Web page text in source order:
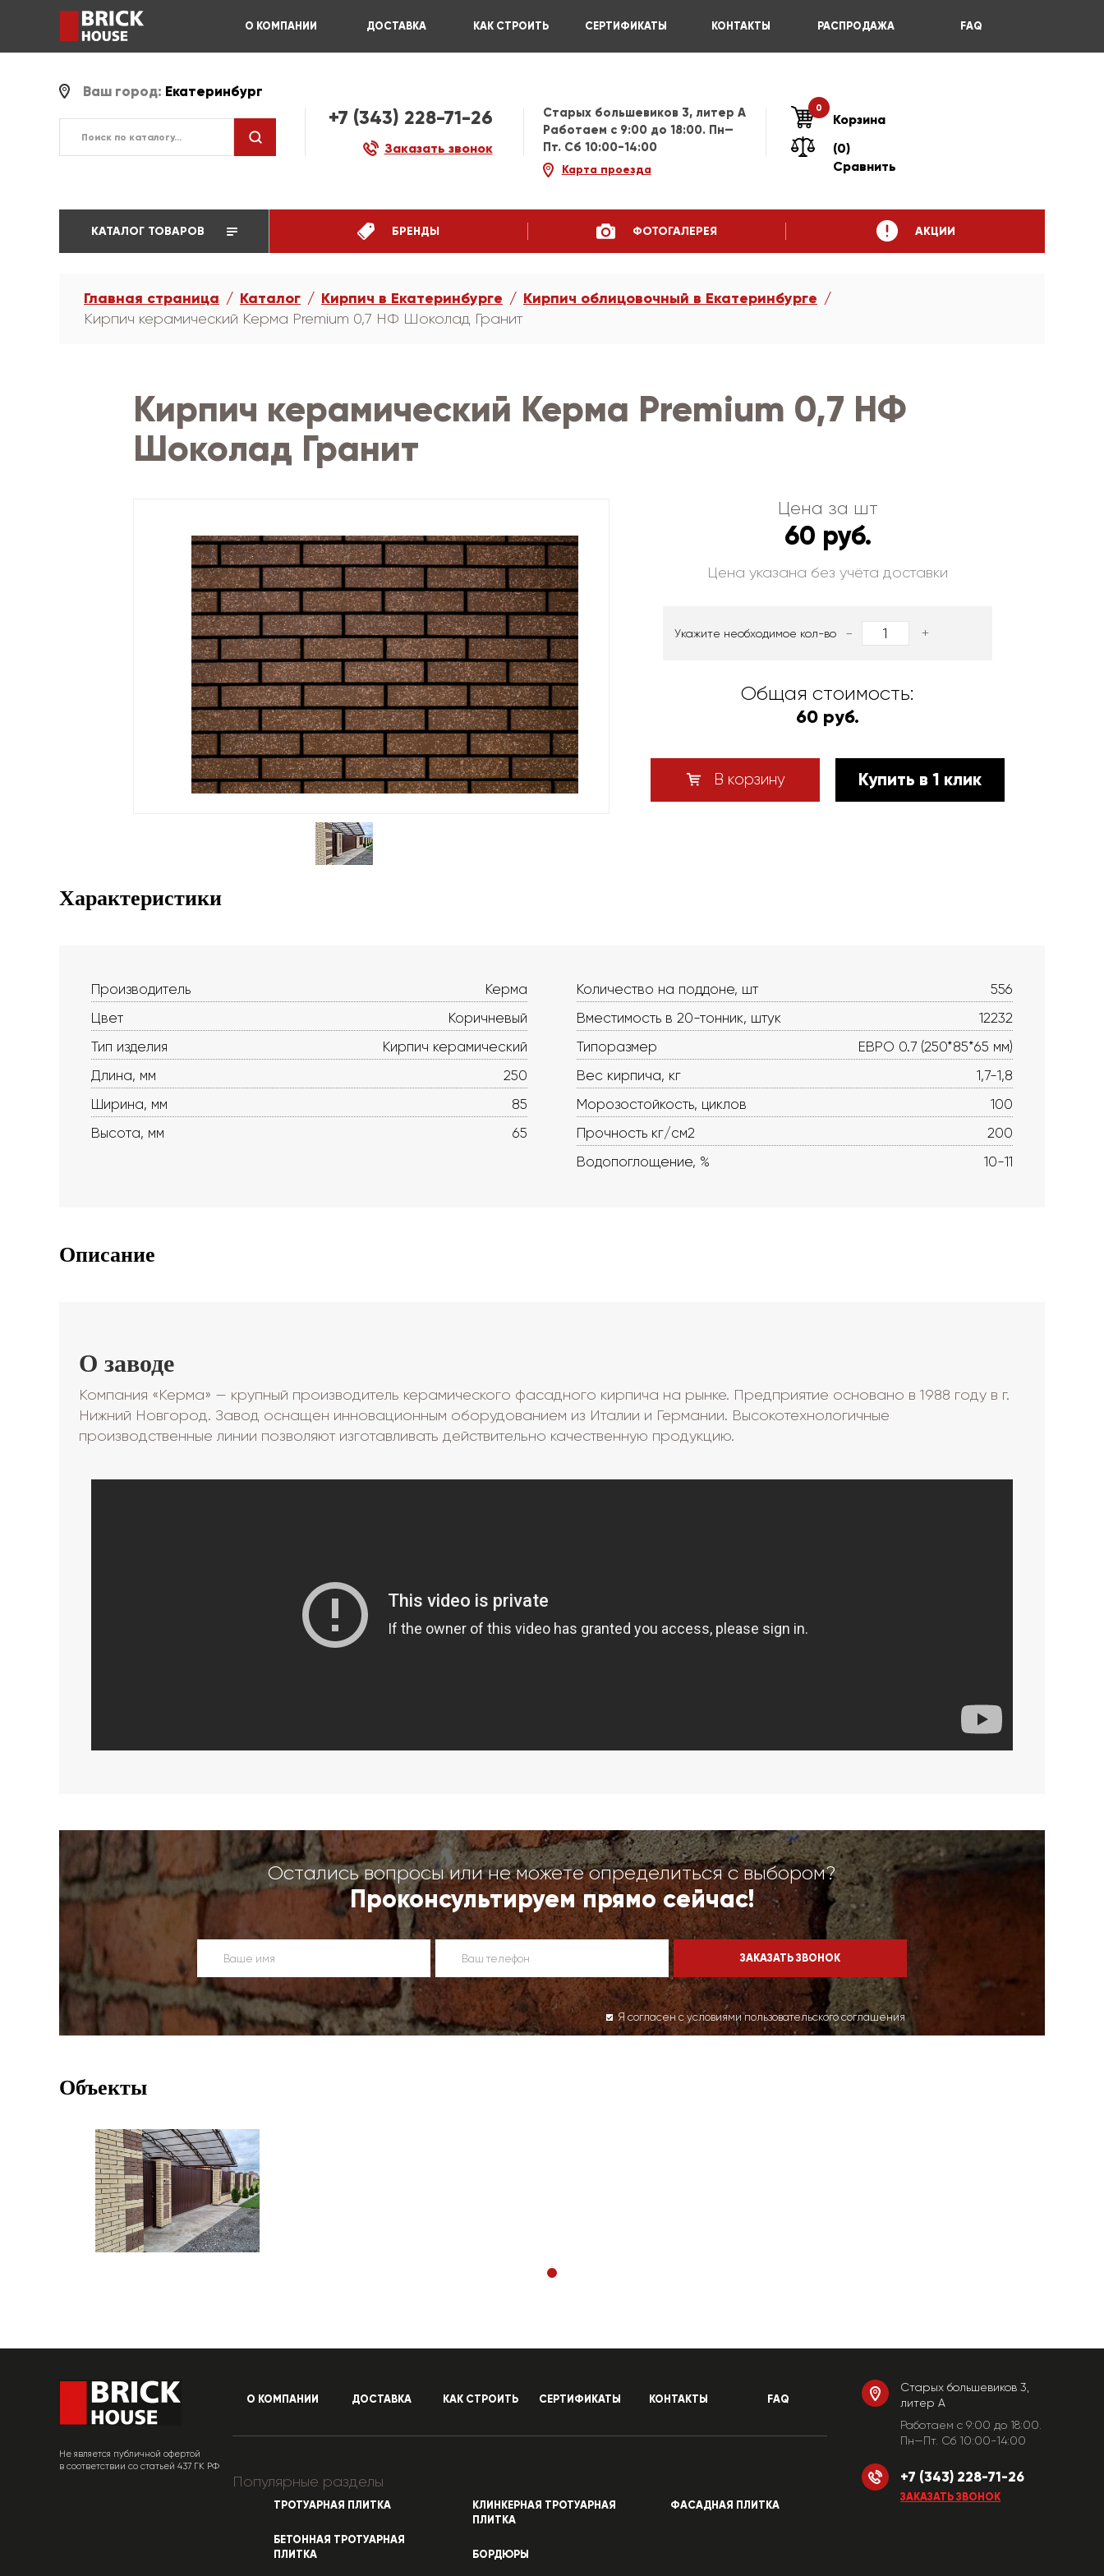
О КОМПАНИИ ДОСТАВКА КАК СТРОИТЬ СЕРТИФИКАТЫ КОНТАКТЫ РАСПРОДАЖА FAQ
Ваш город: Екатеринбург
+7 (343) 228-71-26
Заказать звонок
Старых большевиков 3, литер А
Работаем c 9:00 до 18:00. Пн—
Пт. Сб 10:00-14:00
Карта проезда
0
Корзина
(0)
Сравнить
КАТАЛОГ ТОВАРОВ БРЕНДЫ ФОТОГАЛЕРЕЯ АКЦИИ
Главная страница Каталог Кирпич в Екатеринбурге Кирпич облицовочный в Екатеринбурге
Кирпич керамический Керма Premium 0,7 НФ Шоколад Гранит
Кирпич керамический Керма Premium 0,7 НФ
Шоколад Гранит
Цена за шт
60 руб.
Цена указана без учёта доставки
Укажите необходимое кол-во - +
Общая стоимость:
60 руб.
В корзину Купить в 1 клик
Характеристики
Производитель
Керма
Цвет
Коричневый
Тип изделия
Кирпич керамический
Длина, мм
250
Ширина, мм
85
Высота, мм
65
Количество на поддоне, шт
556
Вместимость в 20-тонник, штук
12232
Типоразмер
ЕВРО 0.7 (250*85*65 мм)
Вес кирпича, кг
1,7-1,8
Морозостойкость, циклов
100
Прочность кг/см2
200
Водопоглощение, %
10-11
Описание
О заводе
Компания «Керма» — крупный производитель керамического фасадного кирпича на рынке. Предприятие основано в 1988 году в г.
Нижний Новгород. Завод оснащен инновационным оборудованием из Италии и Германии. Высокотехнологичные
производственные линии позволяют изготавливать действительно качественную продукцию.
Остались вопросы или не можете определиться с выбором?
Проконсультируем прямо сейчас!
Я согласен с условиями пользовательского соглашения
Объекты
Не является публичной офертой
в соответствии со статьей 437 ГК РФ
О КОМПАНИИ ДОСТАВКА КАК СТРОИТЬ СЕРТИФИКАТЫ КОНТАКТЫ FAQ
Популярные разделы
ТРОТУАРНАЯ ПЛИТКА
БЕТОННАЯ ТРОТУАРНАЯ
ПЛИТКА
КЛИНКЕРНАЯ ТРОТУАРНАЯ
ПЛИТКА
БОРДЮРЫ
ФАСАДНАЯ ПЛИТКА
Старых большевиков 3,
литер А
Работаем c 9:00 до 18:00.
Пн—Пт. Сб 10:00-14:00
+7 (343) 228-71-26
ЗАКАЗАТЬ ЗВОНОК